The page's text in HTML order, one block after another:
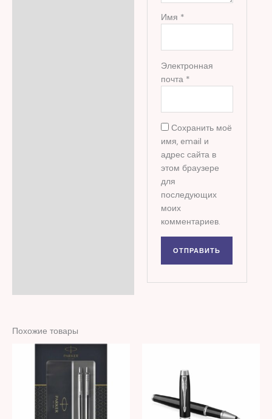
Имя *
Электронная
почта *
Сохранить моё
имя, email и
адрес сайта в
этом браузере
для
последующих
моих
комментариев.
Похожие товары